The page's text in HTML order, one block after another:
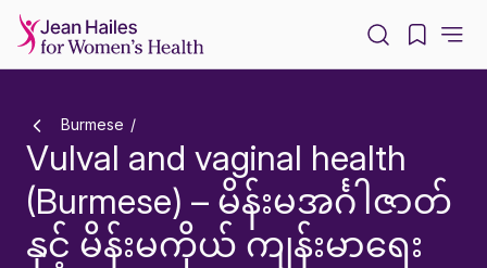
Burmese
Vulval and vaginal health
(Burmese) – မိန်းမအင်္ဂါဇာတ်
နှင့် မိန်းမကိုယ် ကျန်းမာရေး